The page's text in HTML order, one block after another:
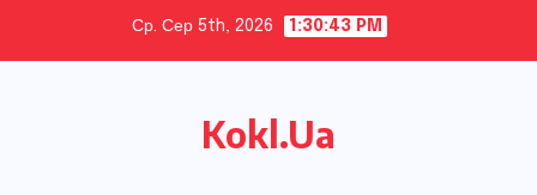
Ср. Сер 5th, 2026 1:30:44 PM
Kokl.Ua